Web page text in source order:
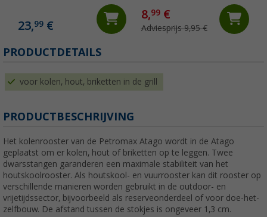
23,99 €
8,99€
Adviesprijs 9,95 €
PRODUCTDETAILS
voor kolen, hout, briketten in de grill
PRODUCTBESCHRIJVING
Het kolenrooster van de Petromax Atago wordt in de Atago
geplaatst om er kolen, hout of briketten op te leggen. Twee
dwarsstangen garanderen een maximale stabiliteit van het
houtskoolrooster. Als houtskool- en vuurrooster kan dit rooster op
verschillende manieren worden gebruikt in de outdoor- en
vrijetijdssector, bijvoorbeeld als reserveonderdeel of voor doe-het-
zelfbouw. De afstand tussen de stokjes is ongeveer 1,3 cm.